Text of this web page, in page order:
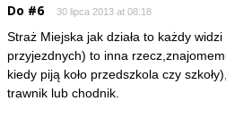
Do #6 30 lipca 2013 at 08:18
Straż Miejska jak działa to każdy
przyjezdnych) to inna
kiedy piją koło przedszkola czy
trawnik lub chodnik.